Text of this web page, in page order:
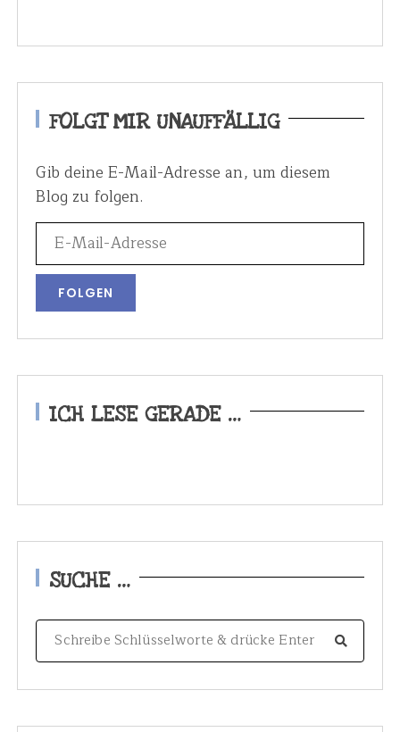
FOLGT MIR UNAUFFÄLLIG
Gib deine E-Mail-Adresse an, um diesem
Blog zu folgen.
ICH LESE GERADE …
SUCHE …
S
e
c